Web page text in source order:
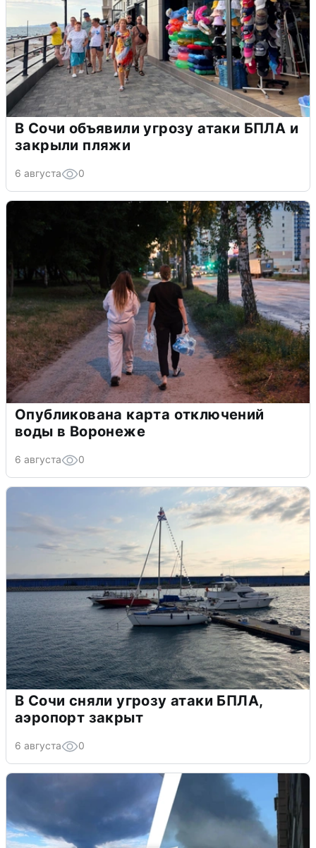
В Сочи объявили угрозу атаки БПЛА и
закрыли пляжи
6 августа 0
Опубликована карта отключений
воды в Воронеже
6 августа 0
В Сочи сняли угрозу атаки БПЛА,
аэропорт закрыт
6 августа 0